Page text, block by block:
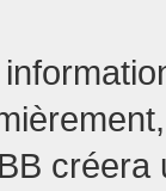
créera